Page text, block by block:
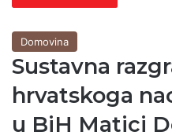
Domovina
Sustavna
hrvatskoga
u BiH Matici